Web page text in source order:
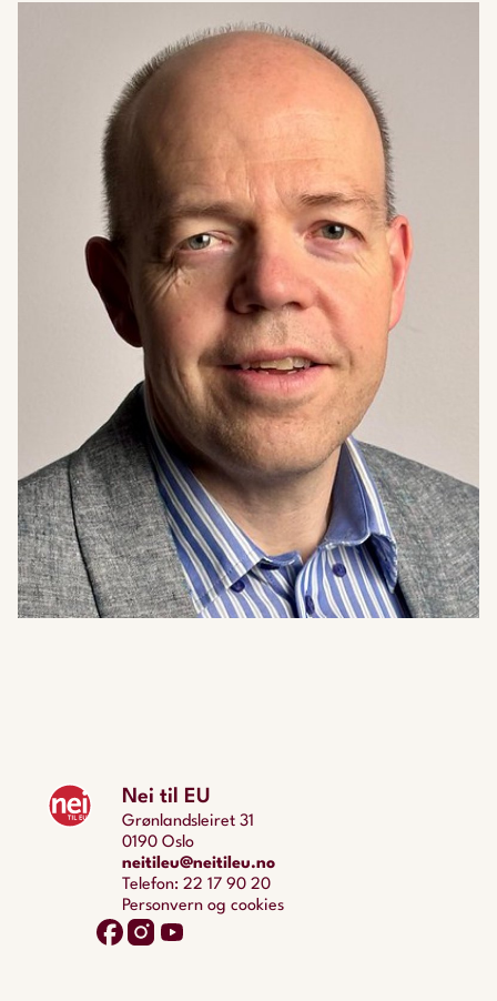
Nei til EU
Grønlandsleiret 31
0190 Oslo
neitileu@neitileu.no
Telefon: 22 17 90 20
Personvern og cookies